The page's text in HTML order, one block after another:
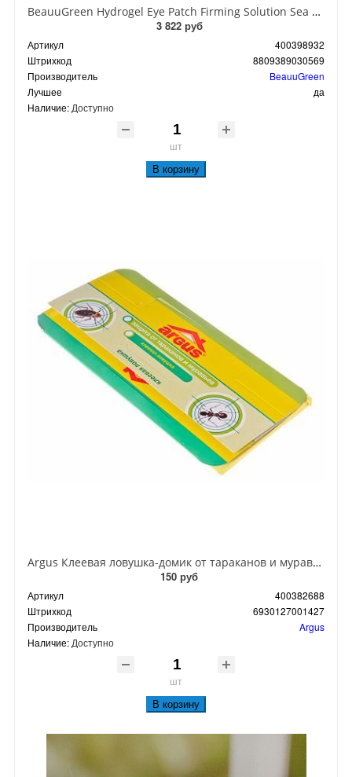
BeauuGreen Hydrogel Eye Patch Firming Solution Sea Cocumber & Black Гидрогелевые патчи для кожи вокруг глаз с экстрактом черного морского огурца 60 шт 90 гр
3 822 руб
Артикул
400398932
Штрихкод
8809389030569
Производитель
BeauuGreen
Лучшее
да
Наличие: Доступно
шт
В корзину
Argus Клеевая ловушка-домик от тараканов и муравьев
150 руб
Артикул
400382688
Штрихкод
6930127001427
Производитель
Argus
Наличие: Доступно
шт
В корзину